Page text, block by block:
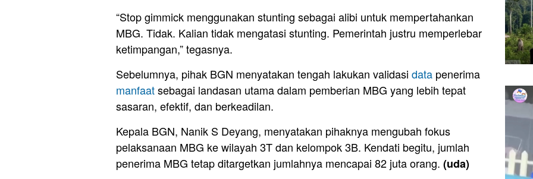
“Stop gimmick menggunakan stunting sebagai alibi untuk mempertahankan
MBG. Tidak. Kalian tidak mengatasi stunting. Pemerintah justru memperlebar
ketimpangan,” tegasnya.
Sebelumnya, pihak BGN menyatakan tengah lakukan validasi data penerima
manfaatsebagai landasan utama dalam pemberian MBG yang lebih tepat
sasaran, efektif, dan berkeadilan.
Kepala BGN, Nanik S Deyang, menyatakan pihaknya mengubah fokus
pelaksanaan MBG ke wilayah 3T dan kelompok 3B. Kendati begitu, jumlah
penerima MBG tetap ditargetkan jumlahnya mencapai 82 juta orang. (uda)